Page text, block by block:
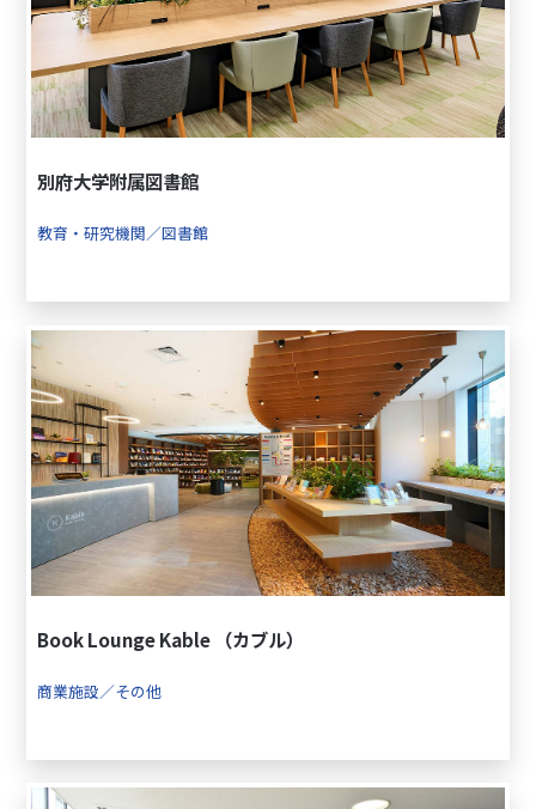
別府大学附属図書館
教育・研究機関／図書館
Book Lounge Kable （カブル）
商業施設／その他